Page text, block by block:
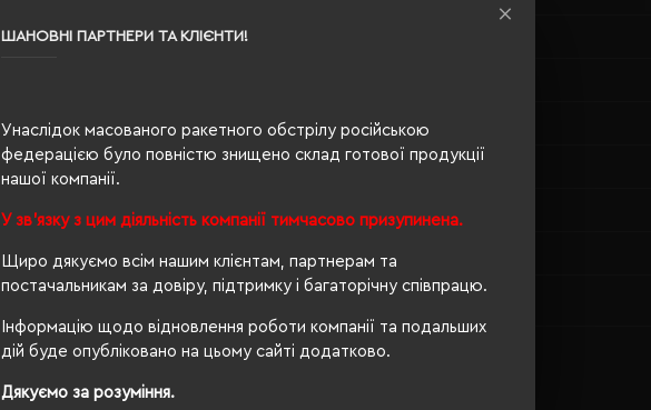
ШАНОВНІ ПАРТНЕРИ ТА КЛІЄНТИ!
Унаслідок масованого ракетного обстрілу російською
федерацією було повністю знищено склад готової продукції
нашої компанії.
У зв'язку з цим діяльність компанії тимчасово призупинена.
Щиро дякуємо всім нашим клієнтам, партнерам та
постачальникам за довіру, підтримку і багаторічну співпрацю.
Інформацію щодо відновлення роботи компанії та подальших
дій буде опубліковано на цьому сайті додатково.
Дякуємо за розуміння.
60% бавовна, 40% поліестер
61/38
120 г/м²
п/е пакет
приталений